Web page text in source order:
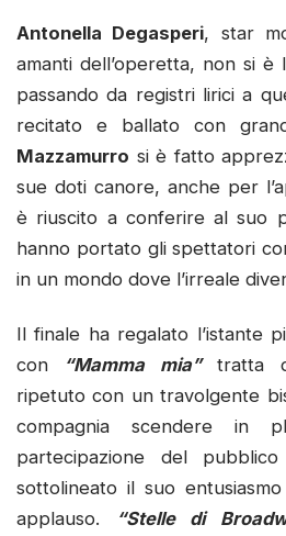
Antonella Degasperi, star
amanti dell’operetta, non si è
passando da registri lirici a
recitato e ballato con
Mazzamurro si è fatto
sue doti canore, anche per
è riuscito a conferire al suo
hanno portato gli spettatori
in un mondo dove l’irreale
Il finale ha regalato l’istante
con
“Mamma mia”tratta
ripetuto con un travolgente
compagnia scendere in
partecipazione del
sottolineato il suo
applauso.
“Stelle di